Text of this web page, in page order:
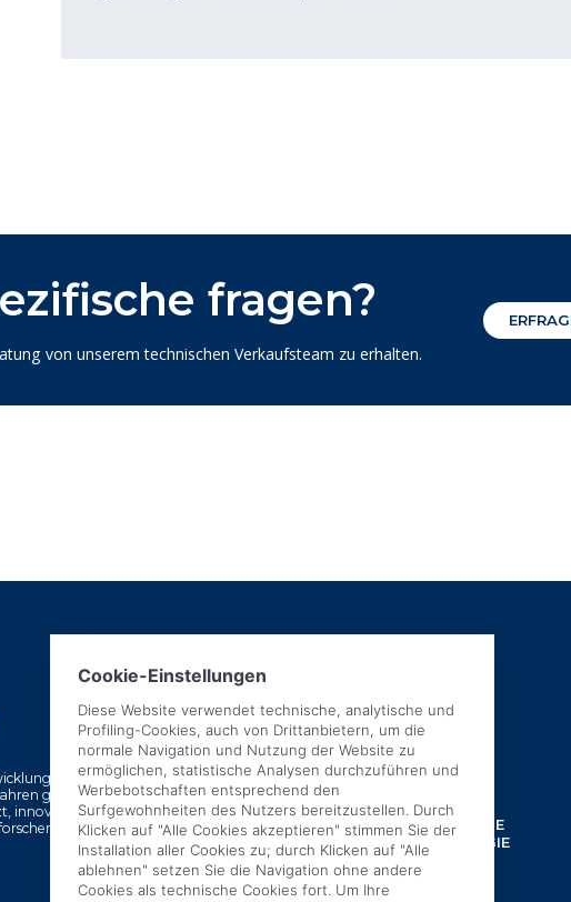
fragen?
von unserem technischen Verkaufsteam zu erhalten.
des bekannten
gegründet
innovative
und zu
WER WIR SIND
PATENTIERTE TECHNOLOGIE
NACHHALTIGE TECHNOLOGIE
VERTRIEBSNETZ
AKTUELLES
MESSEN